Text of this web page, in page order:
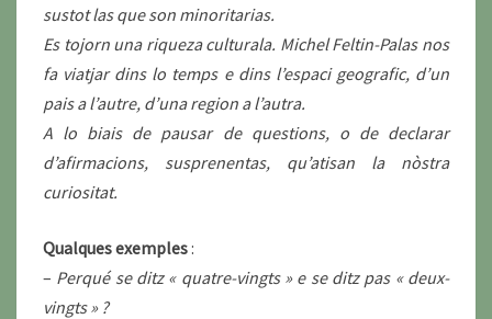
sustot las que son minoritarias.
Es tojorn una riqueza culturala. Michel Feltin-Palas nos
fa viatjar dins lo temps e dins l’espaci geografic, d’un
pais a l’autre, d’una region a l’autra.
A lo biais de pausar de questions, o de declarar
d’afirmacions, susprenentas, qu’atisan la nòstra
curiositat.
Qualques exemples:
– Perqué se ditz « quatre-vingts » e se ditz pas « deux-
vingts » ?